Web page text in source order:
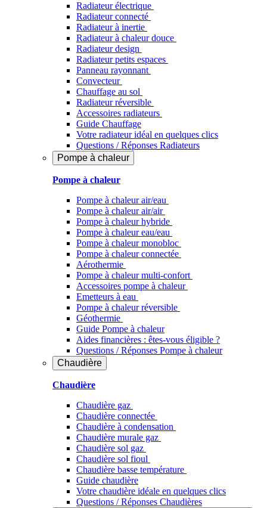
Radiateur électrique
Radiateur connecté
Radiateur à inertie
Radiateur à chaleur douce
Radiateur design
Radiateur petits espaces
Panneau rayonnant
Convecteur
Chauffage au sol
Radiateur réversible
Accessoires radiateurs
Guide Chauffage
Votre radiateur idéal en quelques clics
Questions / Réponses Radiateurs
Pompe à chaleur
Pompe à chaleur
Pompe à chaleur air/eau
Pompe à chaleur air/air
Pompe à chaleur hybride
Pompe à chaleur​ eau/eau
Pompe à chaleur monobloc
Pompe à chaleur connectée
Aérothermie
Pompe à chaleur multi-confort
Accessoires pompe à chaleur
Emetteurs à eau
Pompe à chaleur réversible
Géothermie
Guide Pompe à chaleur
Aides financières : êtes-vous éligible ?
Questions / Réponses Pompe à chaleur
Chaudière
Chaudière
Chaudière gaz
Chaudière connectée
Chaudière à condensation
Chaudière murale gaz
Chaudière sol gaz
Chaudière sol fioul
Chaudière basse température
Guide chaudière
Votre chaudière idéale en quelques clics
Questions / Réponses Chaudières